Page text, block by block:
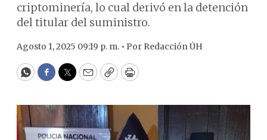
criptominería, lo cual derivó en la detención
del titular del suministro.
Agosto 1, 2025 09:19 p. m. • Por Redacción ÚH
WhatsApp
Facebook
Twitter
EmailCopyPrint